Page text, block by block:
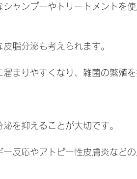
ャンプーやトリートメントを
脂分泌も考えられます。
まりやすくなり、雑菌の繁殖
を抑えることが大切です。
反応やアトピー性皮膚炎など